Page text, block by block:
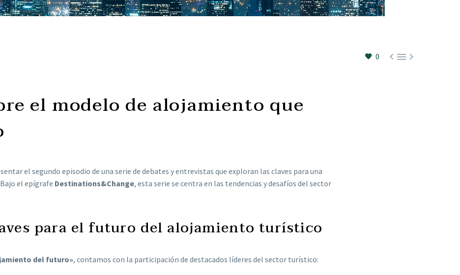
0 
el modelo de alojamiento que
el segundo episodio de una serie de debates y entrevistas que exploran las claves para una
el epígrafe Destinations&Change, esta serie se centra en las tendencias y desafíos del sector
para el futuro del alojamiento turístico
del futuro», contamos con la participación de destacados líderes del sector turístico: